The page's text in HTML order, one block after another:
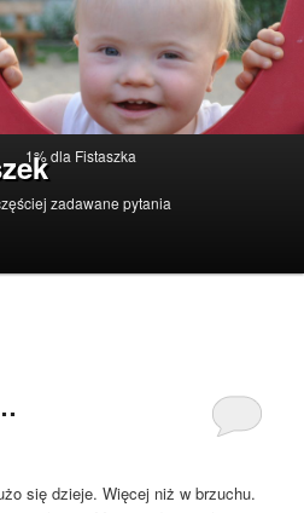
1% dla Fistaszka
zadawane pytania
się dzieje. Więcej niż w brzuchu.